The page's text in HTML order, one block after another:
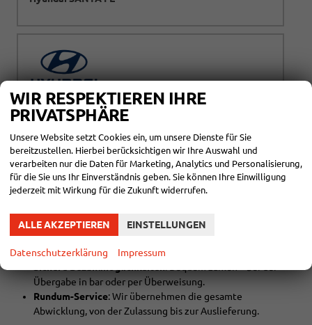
Hyundai TUCSON
HYUNDAI BEI HUBER AUTOMOBILE – IHRE
VORTEILE AUF EINEN BLICK
Flexible Finanzierung: Attraktive Finanzierungsmodelle
Leasingangebote
: Günstige Konditionen für private und
gewerbliche Kunden, mit einfacher und schneller
Abwicklung.
Übergabe in bar oder per Überweisung.
Rundum-Service: Wir übernehmen die gesamte
Abwicklung, von der Zulassung bis zur Auslieferung.
WIR RESPEKTIEREN IHRE
PRIVATSPHÄRE
Unsere Website setzt Cookies ein, um unsere Dienste für Sie
bereitzustellen. Hierbei berücksichtigen wir Ihre Auswahl und
verarbeiten nur die Daten für Marketing, Analytics und Personalisierung,
für die Sie uns Ihr Einverständnis geben. Sie können Ihre Einwilligung
jederzeit mit Wirkung für die Zukunft widerrufen.
ALLE AKZEPTIEREN EINSTELLUNGEN
Datenschutzerklärung Impressum